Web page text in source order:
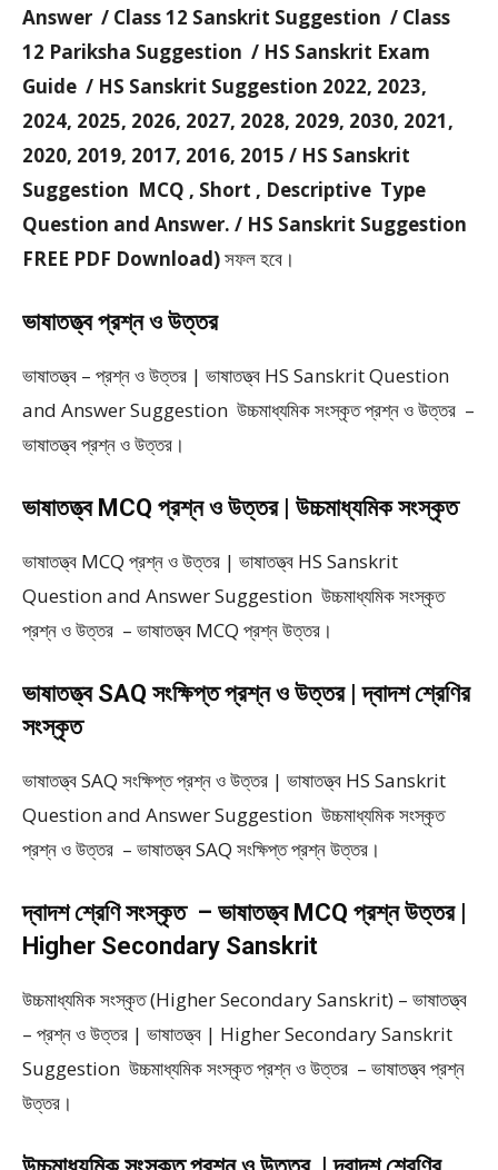
Answer / Class 12 Sanskrit Suggestion / Class
12 Pariksha Suggestion / HS Sanskrit Exam
Guide / HS Sanskrit Suggestion 2022, 2023,
2024, 2025, 2026, 2027, 2028, 2029, 2030, 2021,
2020, 2019, 2017, 2016, 2015 / HS Sanskrit
Suggestion MCQ , Short , Descriptive Type
Question and Answer. / HS Sanskrit Suggestion
FREE PDF Download)সফল হবে।
ভাষাতত্ত্ব প্রশ্ন ও উত্তর
ভাষাতত্ত্ব – প্রশ্ন ও উত্তর | ভাষাতত্ত্ব HS Sanskrit Question
and Answer Suggestion উচ্চমাধ্যমিক সংস্কৃত প্রশ্ন ও উত্তর –
ভাষাতত্ত্ব প্রশ্ন ও উত্তর।
ভাষাতত্ত্ব MCQ প্রশ্ন ও উত্তর | উচ্চমাধ্যমিক সংস্কৃত
ভাষাতত্ত্ব MCQ প্রশ্ন ও উত্তর | ভাষাতত্ত্ব HS Sanskrit
Question and Answer Suggestion উচ্চমাধ্যমিক সংস্কৃত
প্রশ্ন ও উত্তর – ভাষাতত্ত্ব MCQ প্রশ্ন উত্তর।
ভাষাতত্ত্ব SAQ সংক্ষিপ্ত প্রশ্ন ও উত্তর | দ্বাদশ শ্রেণির
সংস্কৃত
ভাষাতত্ত্ব SAQ সংক্ষিপ্ত প্রশ্ন ও উত্তর | ভাষাতত্ত্ব HS Sanskrit
Question and Answer Suggestion উচ্চমাধ্যমিক সংস্কৃত
প্রশ্ন ও উত্তর – ভাষাতত্ত্ব SAQ সংক্ষিপ্ত প্রশ্ন উত্তর।
দ্বাদশ শ্রেণি সংস্কৃত – ভাষাতত্ত্ব MCQ প্রশ্ন উত্তর |
Higher Secondary Sanskrit
উচ্চমাধ্যমিক সংস্কৃত (Higher Secondary Sanskrit) – ভাষাতত্ত্ব
– প্রশ্ন ও উত্তর | ভাষাতত্ত্ব | Higher Secondary Sanskrit
Suggestion উচ্চমাধ্যমিক সংস্কৃত প্রশ্ন ও উত্তর – ভাষাতত্ত্ব প্রশ্ন
উত্তর।